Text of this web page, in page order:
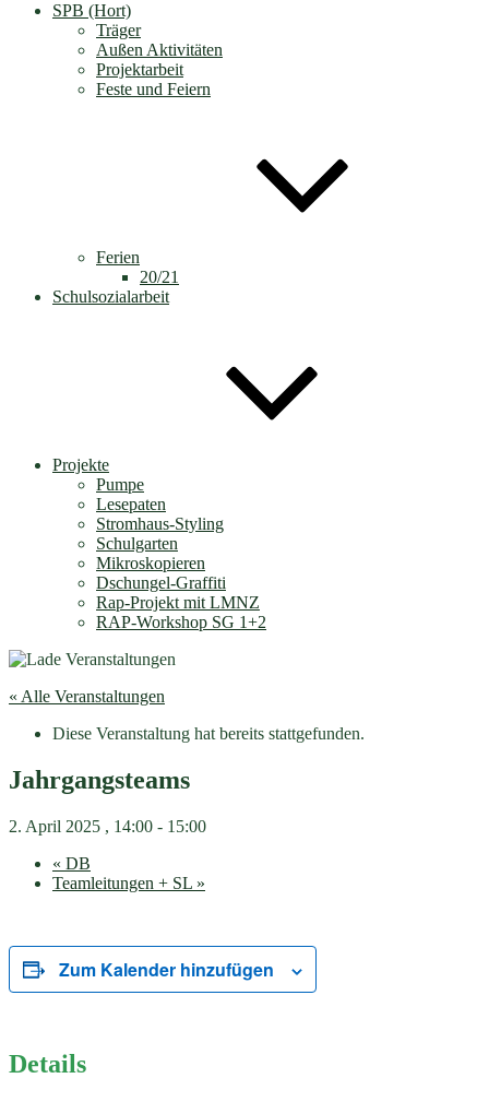
SPB (Hort)
Träger
Außen Aktivitäten
Projektarbeit
Feste und Feiern
Ferien
20/21
Schulsozialarbeit
Projekte
Pumpe
Lesepaten
Stromhaus-Styling
Schulgarten
Mikroskopieren
Dschungel-Graffiti
Rap-Projekt mit LMNZ
RAP-Workshop SG 1+2
« Alle Veranstaltungen
Diese Veranstaltung hat bereits stattgefunden.
Jahrgangsteams
2. April 2025 , 14:00 - 15:00
« DB
Teamleitungen + SL »
Zum Kalender hinzufügen
Details